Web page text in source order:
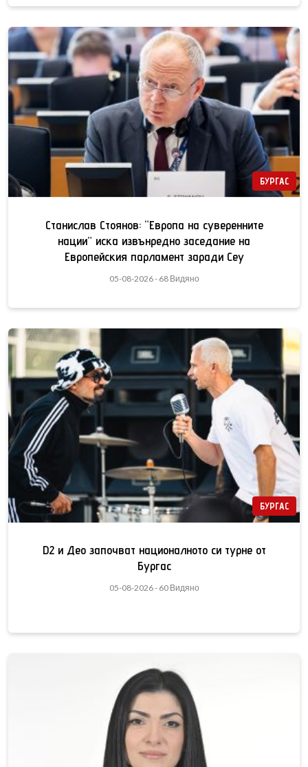
БУРГАС
Станислав Стоянов: “Европа на суверенните
нации” иска извънредно заседание на
Европейския парламент заради Сеу
05-08-2026 - 68 Видяно
БУРГАС
D2 и Део започват националното си турне от
Бургас
05-08-2026 - 60 Видяно